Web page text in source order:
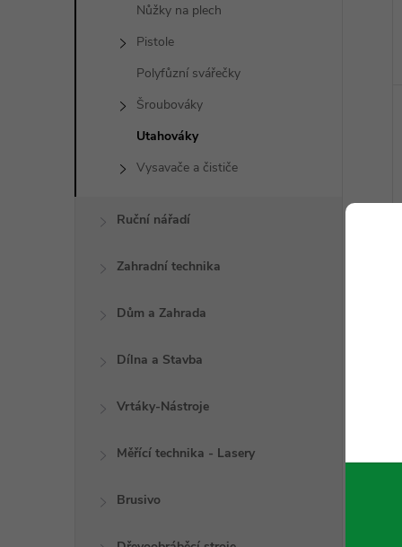
Nůžky na plech
Pistole
Polyfůzní svářečky
Šroubováky
Utahováky
Vysavače a čističe
Ruční nářadí
Zahradní technika
Dům a Zahrada
Dílna a Stavba
Vrtáky-Nástroje
Měřící technika - Lasery
Brusivo